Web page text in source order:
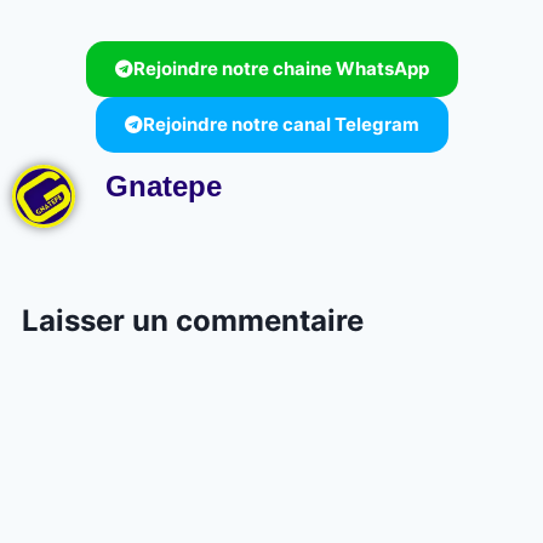
Rejoindre notre chaine WhatsApp
Rejoindre notre canal Telegram
Gnatepe
Laisser un commentaire